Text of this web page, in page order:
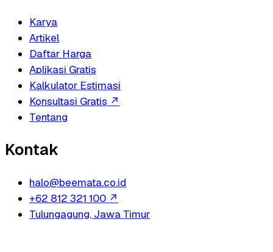
Karya
Artikel
Daftar Harga
Aplikasi Gratis
Kalkulator Estimasi
Konsultasi Gratis ↗
Tentang
Kontak
halo@beemata.co.id
+62 812 321 100 ↗
Tulungagung, Jawa Timur